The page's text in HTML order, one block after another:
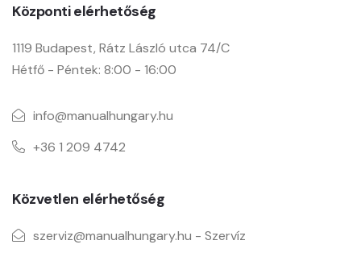
Központi elérhetőség
1119 Budapest, Rátz László utca 74/C
Hétfő - Péntek: 8:00 - 16:00
info@manualhungary.hu
+36 1 209 4742
Közvetlen elérhetőség
szerviz@manualhungary.hu - Szervíz